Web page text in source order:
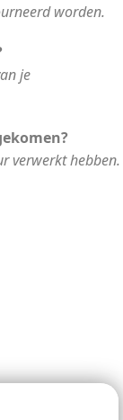
worden.
je
verwerkt hebben.